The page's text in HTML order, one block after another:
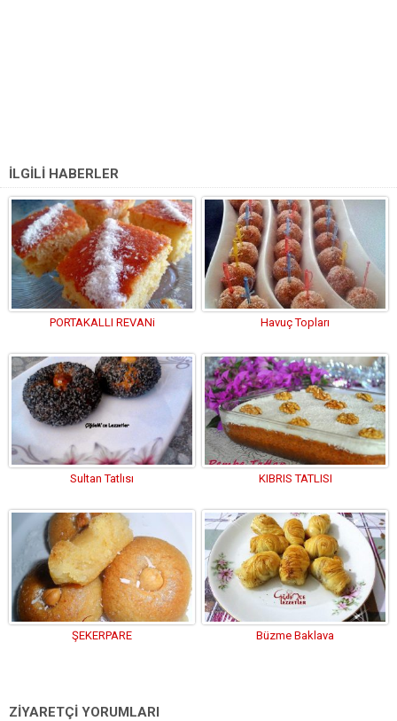
İLGİLİ HABERLER
PORTAKALLI REVANi Havuç Topları
Sultan Tatlısı KIBRIS TATLISI
ŞEKERPARE Büzme Baklava
ZİYARETÇİ YORUMLARI